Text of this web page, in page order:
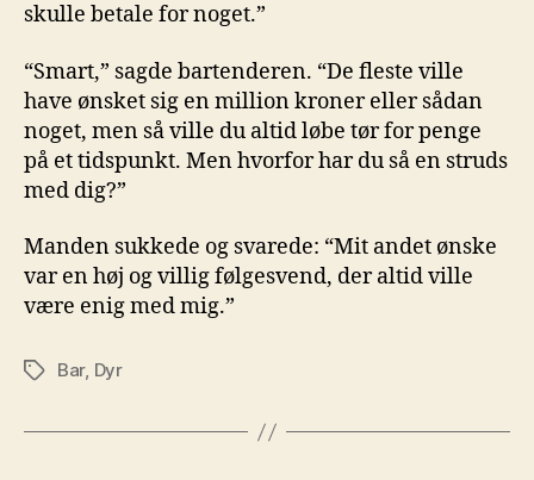
skulle betale for noget.”
“Smart,” sagde bartenderen. “De fleste ville
have ønsket sig en million kroner eller sådan
noget, men så ville du altid løbe tør for penge
på et tidspunkt. Men hvorfor har du så en struds
med dig?”
Manden sukkede og svarede: “Mit andet ønske
var en høj og villig følgesvend, der altid ville
være enig med mig.”
TagsBar, Dyr